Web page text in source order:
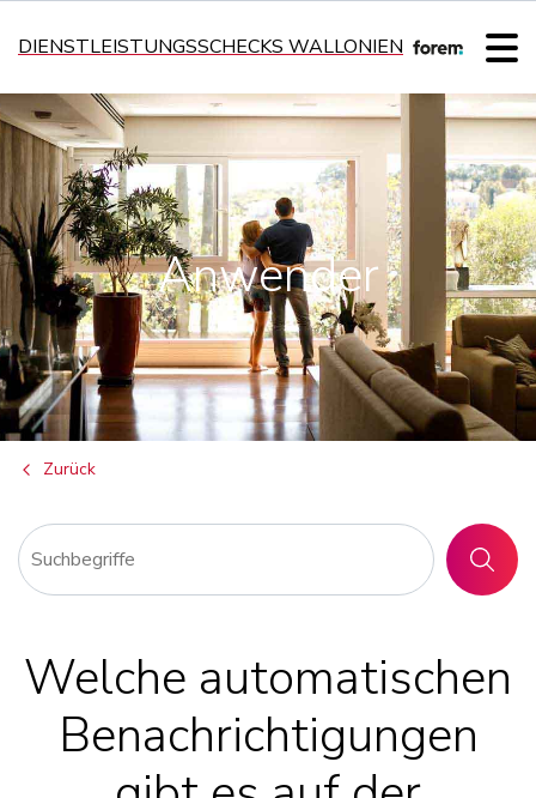
DIENSTLEISTUNGSSCHECKS WALLONIEN
Anwender
Zurück
SUCHEN
Welche automatischen
Benachrichtigungen